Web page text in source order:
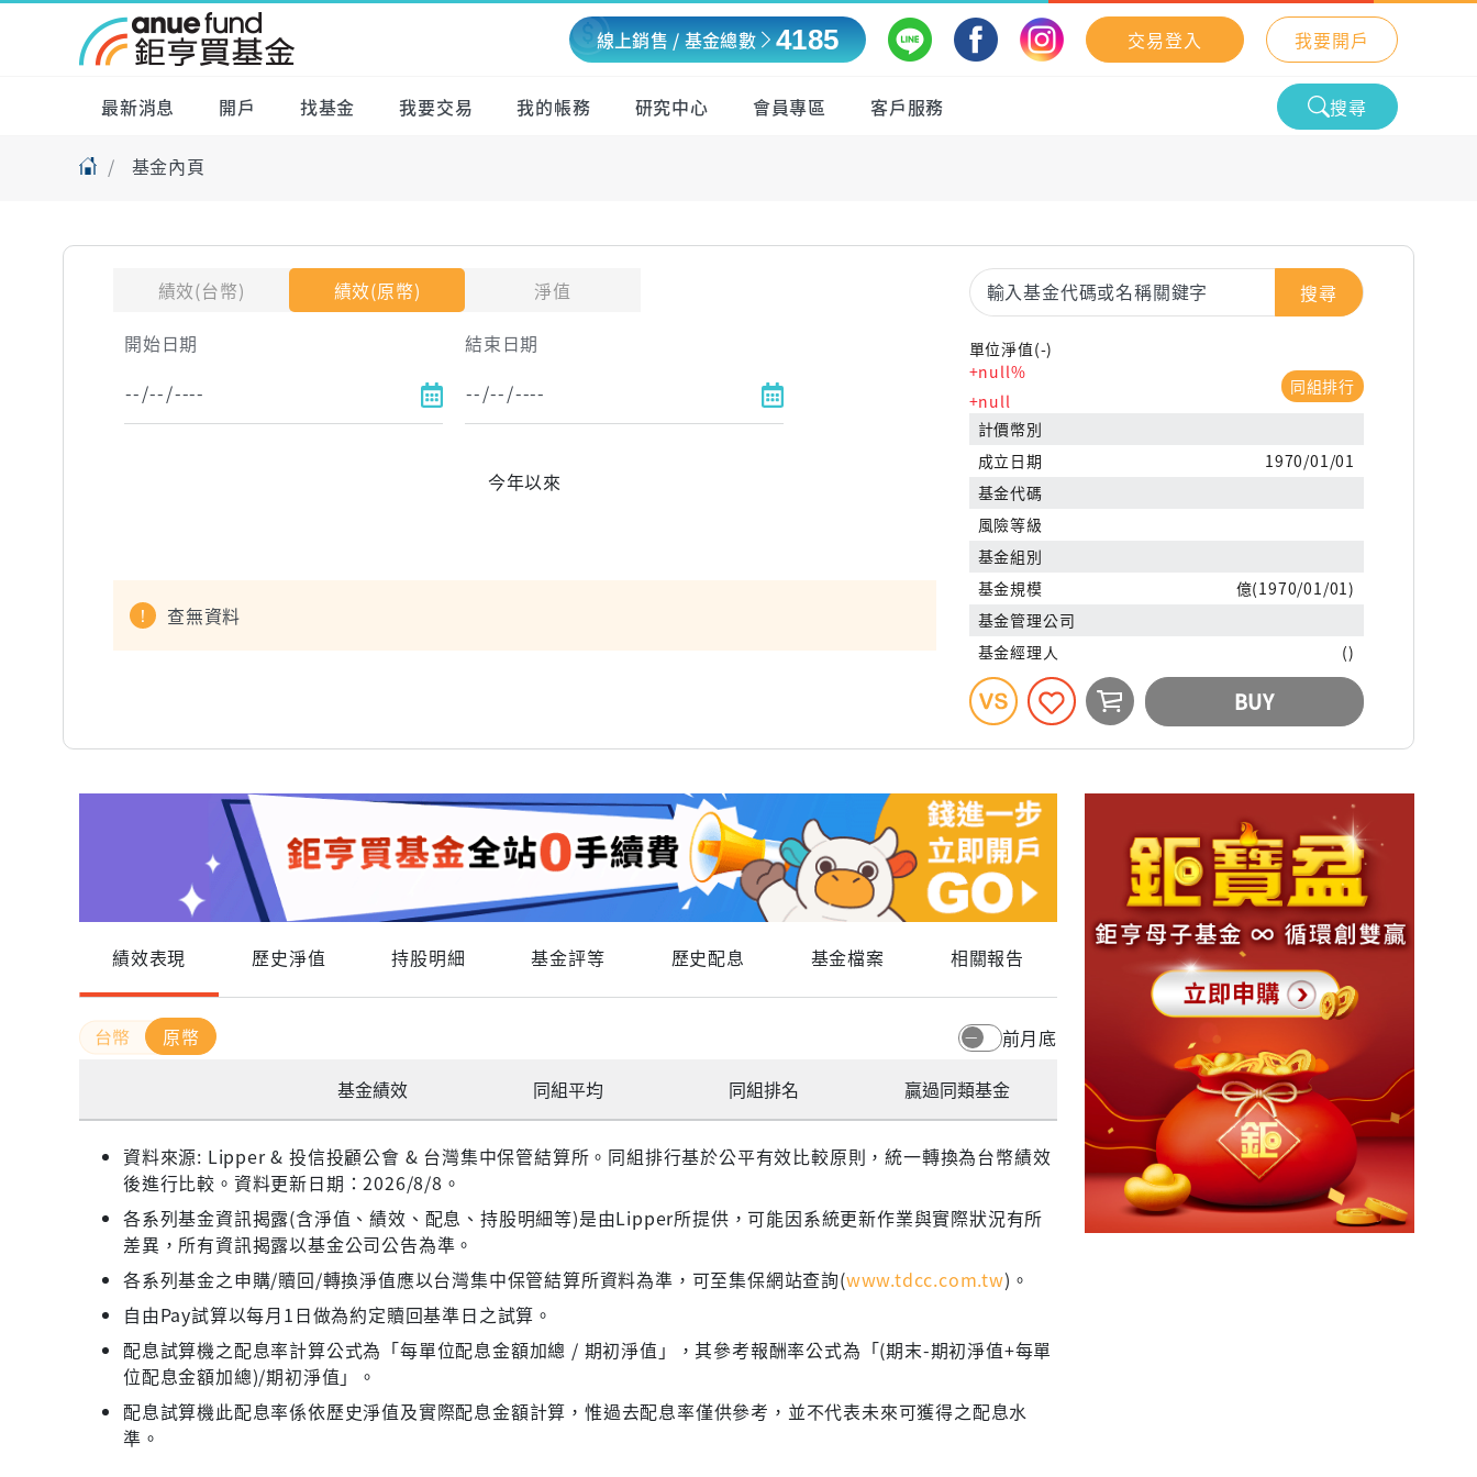
線上銷售 / 基金總數 4185 交易登入 我要開戶
最新消息 開戶 找基金 我要交易 我的帳務 研究中心 會員專區 客戶服務 搜尋
基金內頁
績效(台幣) 績效(原幣)
淨值
開始日期
結束日期
今年以來
查無資料
搜尋
單位淨值(-)
+null%
+null
同組排行
計價幣別
成立日期
1970/01/01
基金代碼
風險等級
基金組別
基金規模
億(1970/01/01)
基金管理公司
基金經理人
()
BUY
績效表現 歷史淨值 持股明細 基金評等 歷史配息 基金檔案 相關報告
原幣
前月底
基金績效
同組平均 同組排名 贏過同類基金
資料來源: Lipper & 投信投顧公會 & 台灣集中保管結算所。同組排行基於公平有效比較原則，統一轉換為台幣績效
後進行比較。資料更新日期：2026/8/8。
各系列基金資訊揭露(含淨值、績效、配息、持股明細等)是由Lipper所提供，可能因系統更新作業與實際狀況有所
差異，所有資訊揭露以基金公司公告為準。
各系列基金之申購/贖回/轉換淨值應以台灣集中保管結算所資料為準，可至集保網站查詢(www.tdcc.com.tw)。
自由Pay試算以每月1日做為約定贖回基準日之試算。
配息試算機之配息率計算公式為「每單位配息金額加總 / 期初淨值」，其參考報酬率公式為「(期末-期初淨值+每單
位配息金額加總)/期初淨值」。
配息試算機此配息率係依歷史淨值及實際配息金額計算，惟過去配息率僅供參考，並不代表未來可獲得之配息水
準。